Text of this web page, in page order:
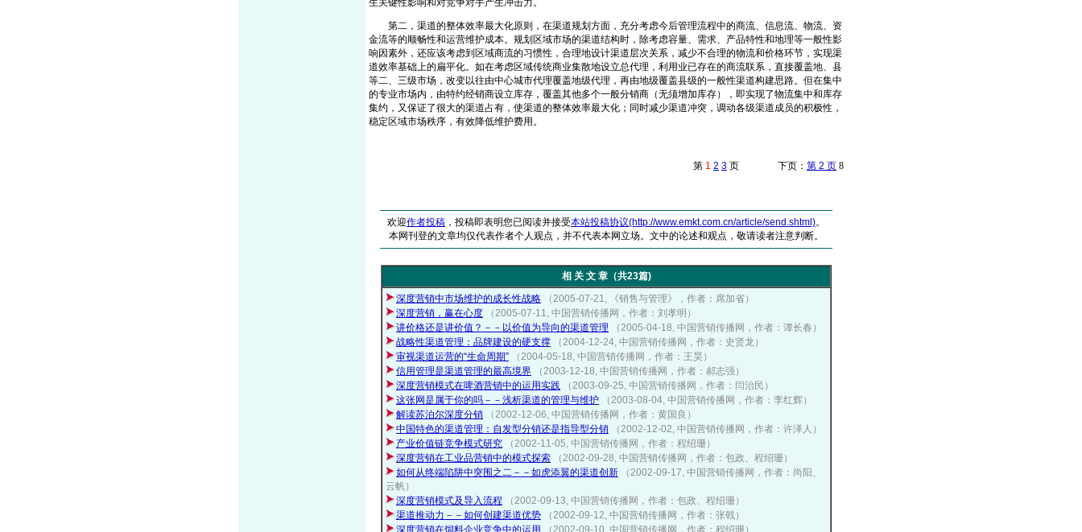
生关键性影响和对竞争对手产生冲击力。
第二，渠道的整体效率最大化原则，在渠道规划方面，充分考虑今后管理流程中的商流、信息流、物流、资
金流等的顺畅性和运营维护成本。规划区域市场的渠道结构时，除考虑容量、需求、产品特性和地理等一般性影
响因素外，还应该考虑到区域商流的习惯性，合理地设计渠道层次关系，减少不合理的物流和价格环节，实现渠
道效率基础上的扁平化。如在考虑区域传统商业集散地设立总代理，利用业已存在的商流联系，直接覆盖地、县
等二、三级市场，改变以往由中心城市代理覆盖地级代理，再由地级覆盖县级的一般性渠道构建思路。但在集中
的专业市场内，由特约经销商设立库存，覆盖其他多个一般分销商（无须增加库存），即实现了物流集中和库存
集约，又保证了很大的渠道占有，使渠道的整体效率最大化；同时减少渠道冲突，调动各级渠道成员的积极性，
稳定区域市场秩序，有效降低维护费用。
第 1 2 3 页 下页： 第 2 页 8
欢迎作者投稿 ，投稿即表明您已阅读并接受本站投稿协议(http://www.emkt.com.cn/article/send.shtml)。
本网刊登的文章均仅代表作者个人观点，并不代表本网立场。文中的论述和观点，敬请读者注意判断。
相 关 文 章（共23篇)
深度营销中市场维护的成长性战略
（2005-07-21, 《销售与管理》，作者：席加省）
深度营销，赢在心度
（2005-07-11, 中国营销传播网，作者：刘孝明）
讲价格还是讲价值？－－以价值为导向的渠道管理
（2005-04-18, 中国营销传播网，作者：谭长春）
战略性渠道管理：品牌建设的硬支撑
（2004-12-24, 中国营销传播网，作者：史贤龙）
审视渠道运营的“生命周期”
（2004-05-18, 中国营销传播网，作者：王昊）
信用管理是渠道管理的最高境界
（2003-12-18, 中国营销传播网，作者：郝志强）
深度营销模式在啤酒营销中的运用实践
（2003-09-25, 中国营销传播网，作者：闫治民）
这张网是属于你的吗－－浅析渠道的管理与维护
（2003-08-04, 中国营销传播网，作者：李红辉）
解读苏泊尔深度分销
（2002-12-06, 中国营销传播网，作者：黄国良）
中国特色的渠道管理：自发型分销还是指导型分销
（2002-12-02, 中国营销传播网，作者：许泽人）
产业价值链竞争模式研究
（2002-11-05, 中国营销传播网，作者：程绍珊）
深度营销在工业品营销中的模式探索
（2002-09-28, 中国营销传播网，作者：包政、程绍珊）
如何从终端陷阱中突围之二－－如虎添翼的渠道创新
（2002-09-17, 中国营销传播网，作者：尚阳、
云帆）
深度营销模式及导入流程
（2002-09-13, 中国营销传播网，作者：包政、程绍珊）
渠道推动力－－如何创建渠道优势
（2002-09-12, 中国营销传播网，作者：张戟）
深度营销在饲料企业竞争中的运用
（2002-09-10, 中国营销传播网，作者：程绍珊）